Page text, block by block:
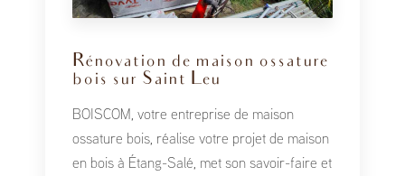
Rénovation de maison ossature
bois sur Saint Leu
BOISCOM, votre entreprise de maison
ossature bois, réalise votre projet de maison
en bois à Étang-Salé, met son savoir-faire et